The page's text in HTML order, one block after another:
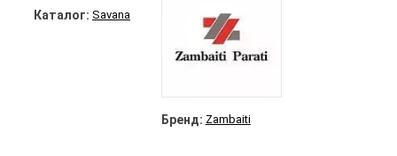
Каталог: Savana
Бренд: Zambaiti